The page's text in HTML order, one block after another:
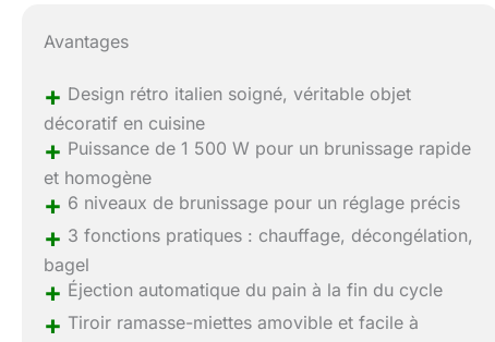
Avantages
+ Design rétro italien soigné, véritable objet
décoratif en cuisine
+ Puissance de 1 500 W pour un brunissage rapide
et homogène
+ 6 niveaux de brunissage pour un réglage précis
+ 3 fonctions pratiques : chauffage, décongélation,
bagel
+ Éjection automatique du pain à la fin du cycle
+ Tiroir ramasse-miettes amovible et facile à